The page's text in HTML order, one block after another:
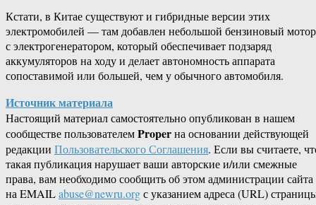
Кстати, в Китае существуют и гибридные версии этих
электромобилей — там добавлен небольшой бензиновый мотор
с электрогенератором, который обеспечивает подзаряд
аккумуляторов на ходу и делает автономность аппарата
сопоставимой или большей, чем у обычного автомобиля.
Источник материала
Настоящий материал самостоятельно опубликован в нашем
сообществе пользователемProperна основании действующей
редакции Пользовательского Соглашения. Если вы считаете,
такая публикация нарушает ваши авторские и/или смежные
права, вам необходимо сообщить об этом администрации сайта
на EMAILabuse@newru.orgс указанием адреса (URL)